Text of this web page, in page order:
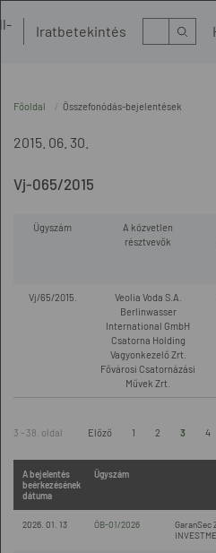
Iratbetekintés Kereső
Főoldal Összefonódás-bejelentések
2015. 06. 30.
Vj-065/2015
Ügyszám
A közvetlen
résztvevők
Vj/65/2015.
Veolia Voda S.A.
Berlinwasser
International GmbH
Csatorna Holding
Vagyonkezelő Zrt.
Fővárosi Csatornázási
Művek Zrt.
3 - 38. oldal Előző 1 2 3 4
A bejelentés
beérkezésének
dátuma
Ügyszám
2026. 01. 13 ÖB-01/2026
GaranSec